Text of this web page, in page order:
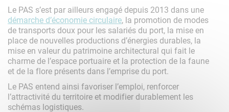
Le PAS s’est par ailleurs engagé depuis 2013 dans une
démarche d’économie circulaire, la promotion de modes
de transports doux pour les salariés du port, la mise en
place de nouvelles productions d’énergies durables, la
mise en valeur du patrimoine architectural qui fait le
charme de l’espace portuaire et la protection de la faune
et de la flore présents dans l’emprise du port.
Le PAS entend ainsi favoriser l’emploi, renforcer
l’attractivité du territoire et modifier durablement les
schémas logistiques.